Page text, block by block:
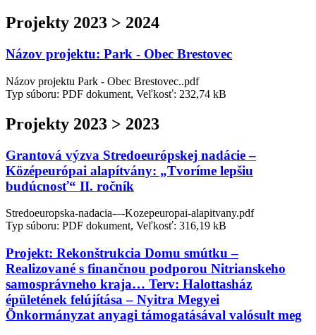
Projekty 2023 > 2024
Názov projektu: Park - Obec Brestovec
Názov projektu Park - Obec Brestovec..pdf
Typ súboru: PDF dokument, Veľkosť: 232,74 kB
Projekty 2023 > 2023
Grantová výzva Stredoeurópskej nadácie –
Középeurópai alapítvány: „Tvoríme lepšiu
budúcnosť“ II. ročník
Stredoeuropska-nadacia-–-Kozepeuropai-alapitvany.pdf
Typ súboru: PDF dokument, Veľkosť: 316,19 kB
Projekt: Rekonštrukcia Domu smútku –
Realizované s finančnou podporou Nitrianskeho
samosprávneho kraja… Terv: Halottasház
épületének felújítása – Nyitra Megyei
Önkormányzat anyagi támogatásával valósult meg